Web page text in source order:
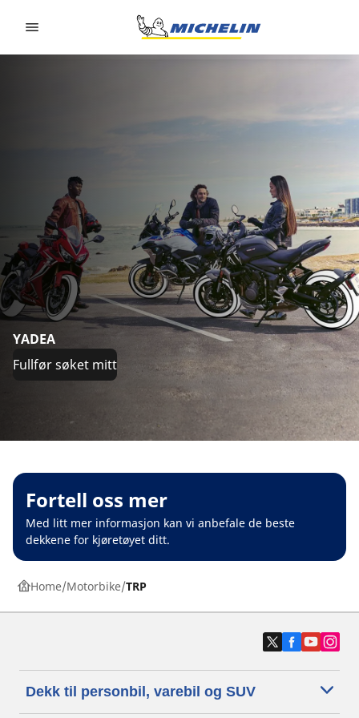
YADEA
Fullfør søket mitt
Fortell oss mer
Med litt mer informasjon kan vi anbefale de beste
dekkene for kjøretøyet ditt.
Home Motorbike TRP
Dekk til personbil, varebil og SUV